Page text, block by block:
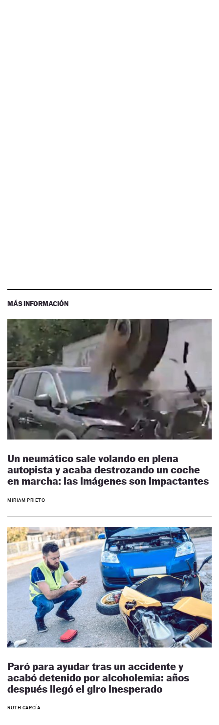
MÁS INFORMACIÓN
Un neumático sale volando en plena
autopista y acaba destrozando un coche
en marcha: las imágenes son impactantes
MIRIAM PRIETO
Paró para ayudar tras un accidente y
acabó detenido por alcoholemia: años
después llegó el giro inesperado
RUTH GARCÍA